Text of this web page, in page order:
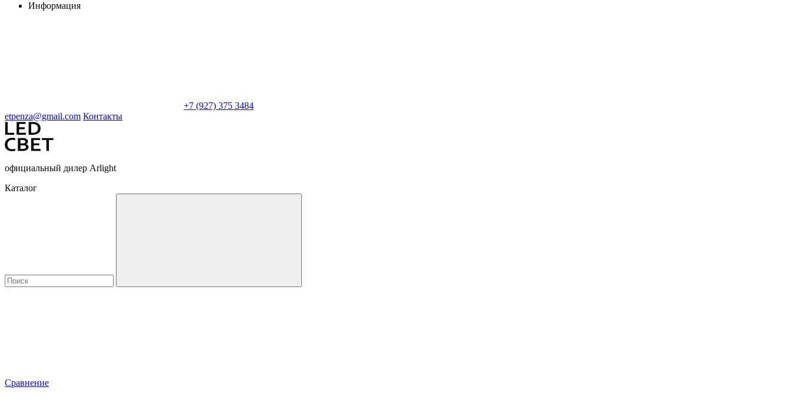
Информация
+7 (927) 375 3484
etpenza@gmail.com Контакты
официальный дилер Arlight
Каталог
Сравнение